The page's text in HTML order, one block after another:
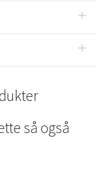
så også